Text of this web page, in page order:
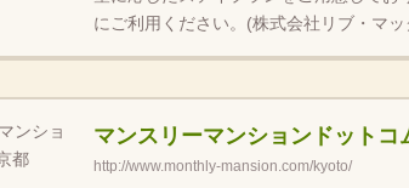
にご利用ください。(株式会社リブ・マッ
マンスリーマンションドットコ
http://www.monthly-mansion.com/kyoto/